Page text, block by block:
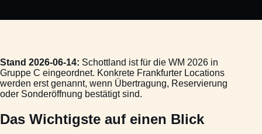
Stand 2026-06-14: Schottland ist für die WM 2026 in
Gruppe C eingeordnet. Konkrete Frankfurter Locations
werden erst genannt, wenn Übertragung, Reservierung
oder Sonderöffnung bestätigt sind.
Das Wichtigste auf einen Blick